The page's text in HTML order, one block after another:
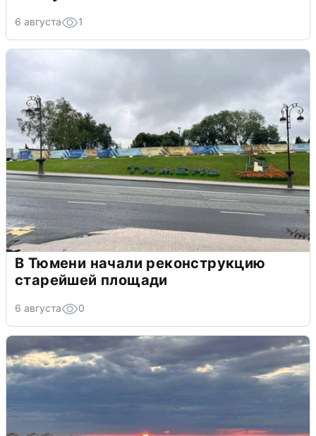
6 августа 1
В Тюмени начали реконструкцию
старейшей площади
6 августа 0